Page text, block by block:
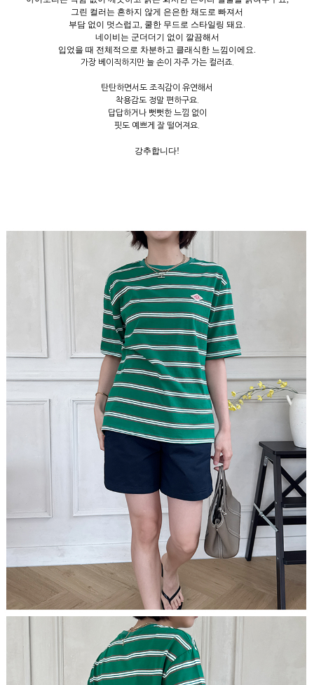
그린 컬러는 흔하지 않게 은은한 채도로 빠져서
부담 없이 멋스럽고, 쿨한 무드로 스타일링 돼요.
네이비는 군더더기 없이 깔끔해서
입었을 때 전체적으로 차분하고 클래식한 느낌이에요.
가장 베이직하지만 늘 손이 자주 가는 컬러죠.
탄탄하면서도 조직감이 유연해서
착용감도 정말 편하구요.
답답하거나 뻣뻣한 느낌 없이
핏도 예쁘게 잘 떨어져요.
강추합니다!